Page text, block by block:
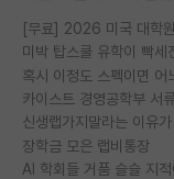
미박 탑스쿨 유학이 빡세
혹시 이정도 스펙이면 어
카이스트 경영공학부 서
신생랩가지말라는 이유
장학금 모은 랩비통장
AI 학회들 거품 슬슬 지